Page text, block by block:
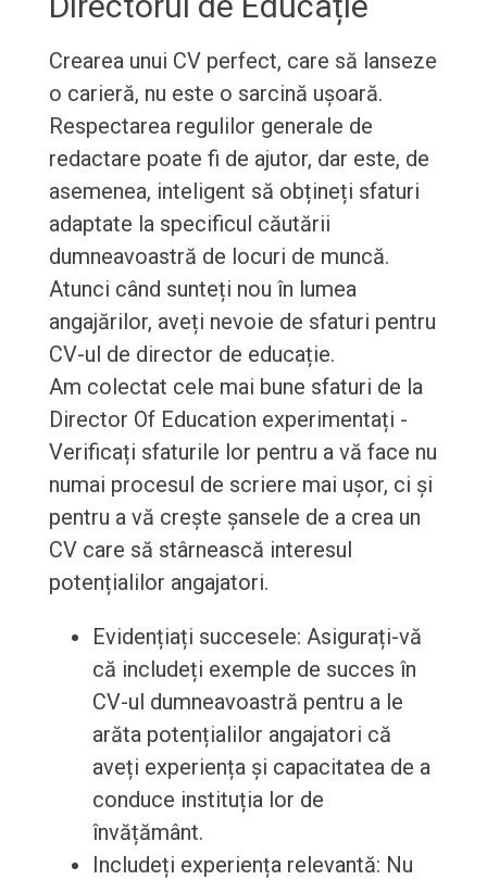
Crearea unui CV perfect, care să lanseze
o carieră, nu este o sarcină ușoară.
Respectarea regulilor generale de
redactare poate fi de ajutor, dar este, de
asemenea, inteligent să obțineți sfaturi
adaptate la specificul căutării
dumneavoastră de locuri de muncă.
Atunci când sunteți nou în lumea
angajărilor, aveți nevoie de sfaturi pentru
CV-ul de director de educație.
Am colectat cele mai bune sfaturi de la
Director Of Education experimentați -
Verificați sfaturile lor pentru a vă face nu
numai procesul de scriere mai ușor, ci și
pentru a vă crește șansele de a crea un
CV care să stârnească interesul
potențialilor angajatori.
Evidențiați succesele: Asigurați-vă
că includeți exemple de succes în
CV-ul dumneavoastră pentru a le
arăta potențialilor angajatori că
aveți experiența și capacitatea de a
conduce instituția lor de
învățământ.
Includeți experiența relevantă: Nu